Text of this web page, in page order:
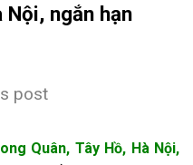
Nội, ngắn hạn
post
Quân, Tây Hồ, Hà Nội,